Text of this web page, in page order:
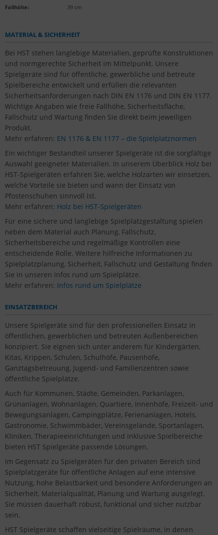
Fallhöhe: 39 cm
MATERIAL & SICHERHEIT
Bei HST stehen langlebige Materialien, geprüfte Konstruktionen
und normgerechte Sicherheit im Mittelpunkt. Unsere
Spielgeräte sind für öffentliche, gewerbliche und betreute
Spielbereiche entwickelt und erfüllen die relevanten
Sicherheitsanforderungen nach DIN EN 1176 und DIN EN 1177.
Wichtige Angaben wie freie Fallhöhe, Sicherheitsfläche,
Fallschutz und Wartung finden Sie direkt beim jeweiligen
Produkt.
Mehr erfahren: EN 1176 & EN 1177 – die Spielplatznormen
Ein wichtiger Bestandteil unserer Spielgeräte ist die sorgfältige
Auswahl geeigneter Materialien. In unserem Überblick Holz bei
HST-Spielgeräten erfahren Sie, welche Holzarten wir einsetzen,
welche Vorteile sie bieten und wann der Einsatz von
Pfostenschuhen sinnvoll ist.
Mehr erfahren: Holz bei HST-Spielgeräten
Für eine sichere und langlebige Spielplatzgestaltung spielen
neben dem Material auch Planung, Fallschutz,
Sicherheitsbereiche und regelmäßige Kontrollen eine
entscheidende Rolle. Weitere hilfreiche Informationen zu
Spielplatzplanung, Sicherheit, Fallschutz und Gestaltung finden
Sie in unseren Infos rund um Spielplätze.
Mehr erfahren: Infos rund um Spielplätze
EINSATZBEREICH
Unsere Spielgeräte sind für den professionellen Einsatz in
öffentlichen, gewerblichen und betreuten Außenbereichen
konzipiert. Sie eignen sich unter anderem für Kindergärten,
Kitas, Krippen, Schulen, Schulhöfe, Pausenhöfe,
Ganztagsbetreuung, Jugend- und Familienzentren sowie
öffentliche Spielplätze.
Auch für Kommunen, Städte, Gemeinden, Parkanlagen,
Grünanlagen, Wohnanlagen, Quartiere, Innenhöfe, Freizeit- und
Bewegungsanlagen, Campingplätze, Ferienanlagen, Hotels,
Gastronomie, Schwimmbäder, Vereinsgelände, Sportanlagen,
Kliniken, Therapieeinrichtungen und inklusive Spielbereiche
bieten HST Spielgeräte passende Lösungen.
Im Gegensatz zu Spielgeräten für den privaten Bereich sind
Spielplatzgeräte für öffentliche Anlagen auf eine intensive
Nutzung, hohe Belastbarkeit und besondere Anforderungen an
Sicherheit, Materialqualität, Planung und Wartung ausgelegt.
Sie müssen dauerhaft robust, funktional und sicher nutzbar
sein.
HST Spielgeräte schaffen vielseitige Spielräume, in denen